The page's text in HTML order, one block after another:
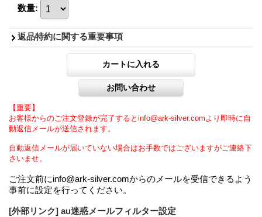
数量:
返品特約に関する重要事項
【重要】
お客様からのご注文登録が完了するとinfo@ark-silver.comより即時に自
動返信メールが送信されます。
自動返信メールが届いていない場合はお手数ではございますがご連絡下
さいませ。
ご注文前にinfo@ark-silver.comからのメールを受信できるよう
事前に設定を行ってください。
[外部リンク] au迷惑メールフィルター設定